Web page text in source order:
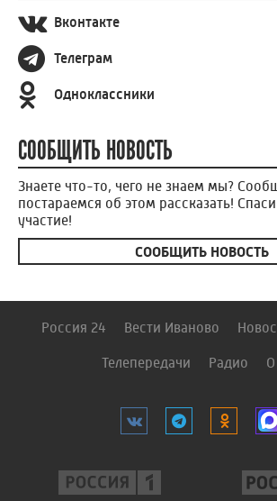
Вконтакте
Телеграм
Одноклассники
СООБЩИТЬ НОВОСТЬ
Знаете что-то, чего не знаем мы?
постараемся об этом рассказать!
участие!
СООБЩИТЬ НОВОСТЬ
Россия 24 Вести Иваново
Телепередачи Радио